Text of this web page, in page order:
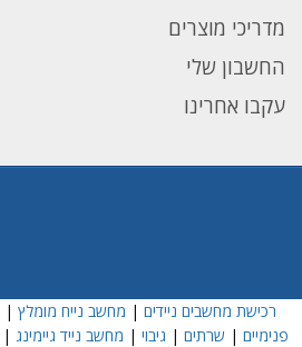
מדריכי מוצרים
החשבון שלי
עקבו אחרינו
רכישת מחשבים ניידים | מחשב נייח מומלץ |
פנימיים | שרתים | גיבוי | מחשב נייד גיימינג |